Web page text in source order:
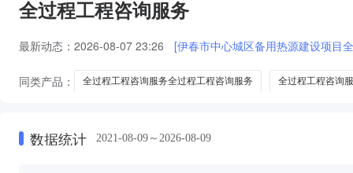
全过程工程咨询服务
最新动态： 2026-08-07 23:26 [伊春市中心城区备用热源建设项目
同类产品： 全过程工程咨询服务全过程工程咨询服务 全过程工程咨询
数据统计 2021-08-09～2026-08-09